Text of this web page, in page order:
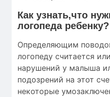
Как узнать,что
логопеда ребенку?
Определяющим
логопеду считается
нарушений у малыша
подозрений на этот
некоторые